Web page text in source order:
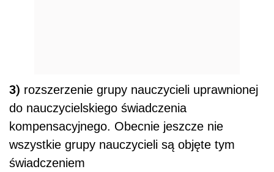
3) rozszerzenie grupy nauczycieli uprawnionej
do nauczycielskiego świadczenia
kompensacyjnego. Obecnie jeszcze nie
wszystkie grupy nauczycieli są objęte tym
świadczeniem